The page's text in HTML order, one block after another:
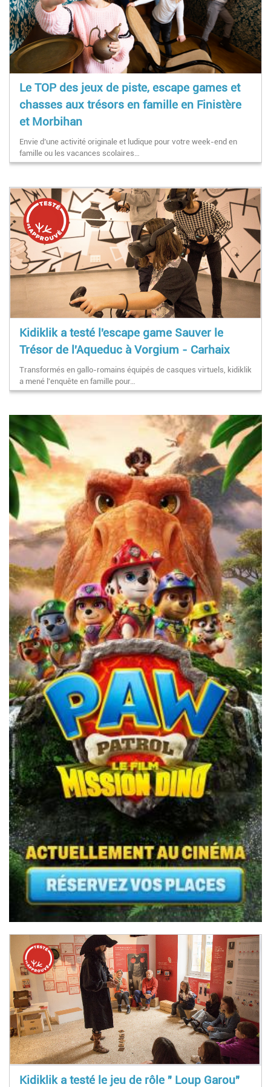
Le TOP des jeux de piste, escape games et
chasses aux trésors en famille en Finistère
et Morbihan
Envie d’une activité originale et ludique pour votre week-end en
famille ou les vacances scolaires…
Kidiklik a testé l'escape game Sauver le
Trésor de l'Aqueduc à Vorgium - Carhaix
Transformés en gallo-romains équipés de casques virtuels, kidiklik
a mené l'enquête en famille pour…
Kidiklik a testé le jeu de rôle " Loup Garou"